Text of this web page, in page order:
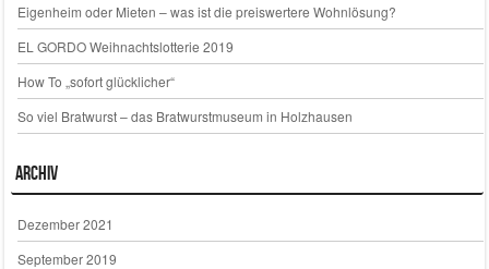
Eigenheim oder Mieten – was ist die preiswertere Wohnlösung?
EL GORDO Weihnachtslotterie 2019
How To „sofort glücklicher“
So viel Bratwurst – das Bratwurstmuseum in Holzhausen
Archiv
Dezember 2021
September 2019